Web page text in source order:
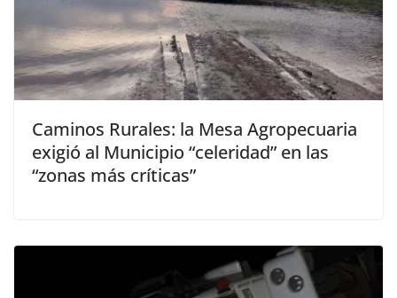
Caminos Rurales: la Mesa Agropecuaria
exigió al Municipio “celeridad” en las
“zonas más críticas”